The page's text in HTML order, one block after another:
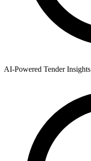
AI-Powered Tender Insights